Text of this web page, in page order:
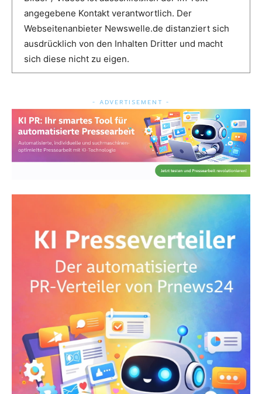
angegebene Kontakt verantwortlich. Der
Webseitenanbieter Newswelle.de distanziert sich
ausdrücklich von den Inhalten Dritter und macht
sich diese nicht zu eigen.
- ADVERTISEMENT -